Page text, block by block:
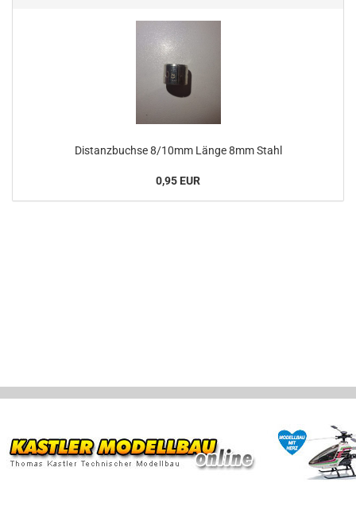
Distanzbuchse 8/10mm Länge 8mm Stahl
0,95 EUR